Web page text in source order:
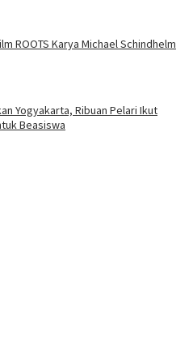
ROOTS Karya Michael Schindhelm
Yogyakarta, Ribuan Pelari Ikut
Beasiswa